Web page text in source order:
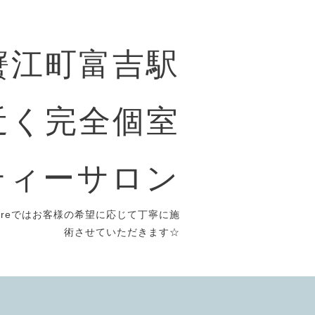
町富吉駅
く完全個室
ーサロン
ではお客様の希望に応じて丁寧に施
術させていただきます☆